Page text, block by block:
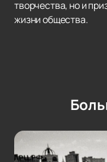
творчества, но и
жизни общества.